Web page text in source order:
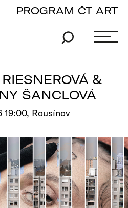
PROGRAM ČT ART
&
ŠANCLOVÁ
19:00, Rousínov